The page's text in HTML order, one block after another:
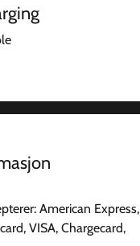
American Express,
VISA, Chargecard,